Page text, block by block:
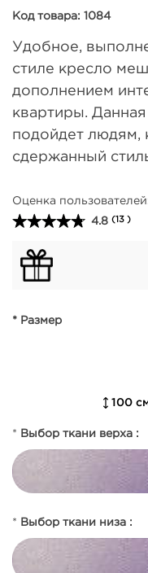
Код товара: 1084
Удобное,
стиле кресло
дополнением
квартиры.
подойдет людям,
сдержанный
Оценка
4.8 (13 )
* Размер
100
* Выбор ткани верха :
* Выбор ткани низа :